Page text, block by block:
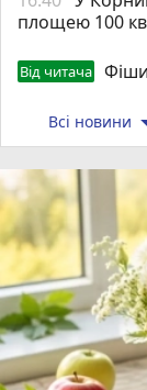
площею 100
Від читача
Всі новини